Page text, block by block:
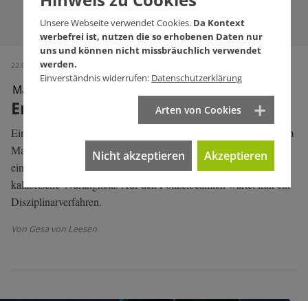
22.04.2026 (Ausgabe 786)
Mafia-Prozess in Stuttgart
Er wollte nur helfen
Einmal drei Jahre Haft, einmal Freispruch. So lautet das Urteil im
Mafiaprozess gegen die Fellbacher Antonino P. und Eric R.,
einen Polizisten. Es ging um Geheimnisverrat, Betrug und die
kalabrische 'Ndrangheta. Auf den Polizeibeamten wartet nun ein
Disziplinarverfahren.
Von Gesa von Leesen
Unsere Webseite verwendet Cookies. Da Kontext
werbefrei ist, nutzen die so erhobenen Daten nur
uns und können nicht missbräuchlich verwendet
werden.
Einverständnis widerrufen: Datenschutzerklärung
Arten von Cookies
Nicht akzeptieren Akzeptieren